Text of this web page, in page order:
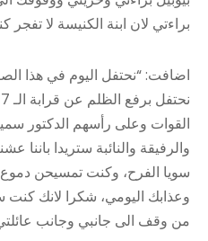
براءتي لان ابنة الكنيسة لا تفجر
اضافت: “نحتفل اليوم في هذا
القوات وعلى رأسهم الدكتور
والرفيقة والنائبة ستريدا باننا
سويا الفرح، وكنت تمسيحن
وعذابك اليومي، شكرا لانك
من وقف الى جانبي وجانب